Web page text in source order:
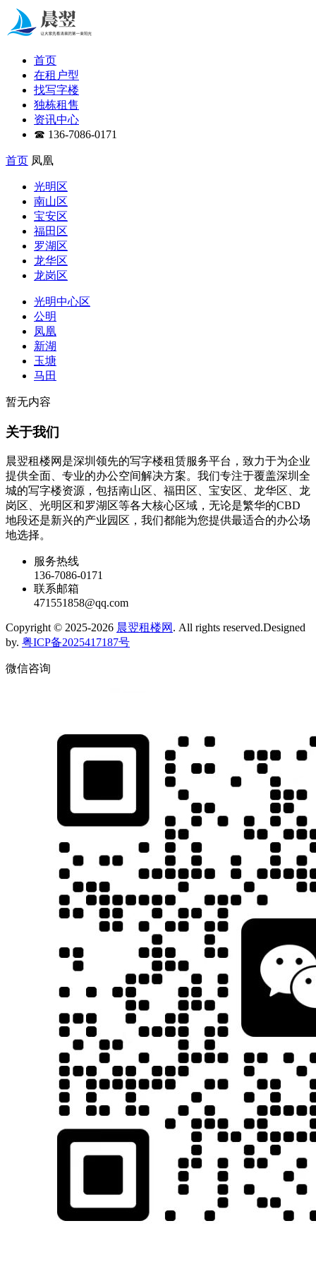
首页
在租户型
找写字楼
独栋租售
资讯中心
☎ 136-7086-0171
首页 凤凰
光明区
南山区
宝安区
福田区
罗湖区
龙华区
龙岗区
光明中心区
公明
凤凰
新湖
玉塘
马田
暂无内容
关于我们
晨翌租楼网是深圳领先的写字楼租赁服务平台，致力于为企业
提供全面、专业的办公空间解决方案。我们专注于覆盖深圳全
城的写字楼资源，包括南山区、福田区、宝安区、龙华区、龙
岗区、光明区和罗湖区等各大核心区域，无论是繁华的CBD
地段还是新兴的产业园区，我们都能为您提供最适合的办公场
地选择。
服务热线
136-7086-0171
联系邮箱
471551858@qq.com
Copyright © 2025-2026 晨翌租楼网 . All rights reserved.Designed
by. 粤ICP备2025417187号
微信咨询